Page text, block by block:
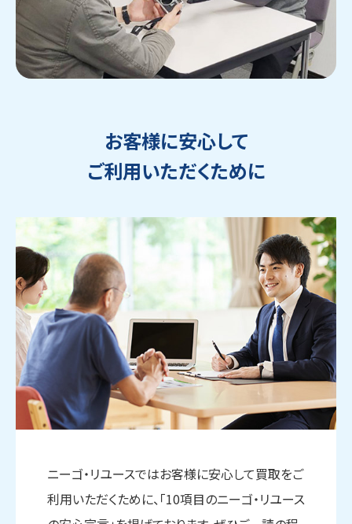
かんたん査定見積 0120-1212-25
お客様に安心して
ご利用いただくために
ニーゴ・リユースではお客様に安心して買取をご
利用いただくために、「10項目のニーゴ・リユース